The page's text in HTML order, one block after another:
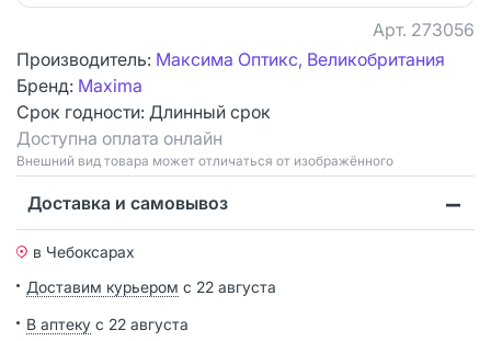
Арт. 273056
Производитель: Максима Оптикс, Великобритания
Бренд: Maxima
Срок годности: Длинный срок
Доступна оплата онлайн
Bнешний вид товара может отличаться от изображённого
Доставка и самовывоз
в Чебоксарах
Доставим курьером с 22 августа
В аптеку с 22 августа